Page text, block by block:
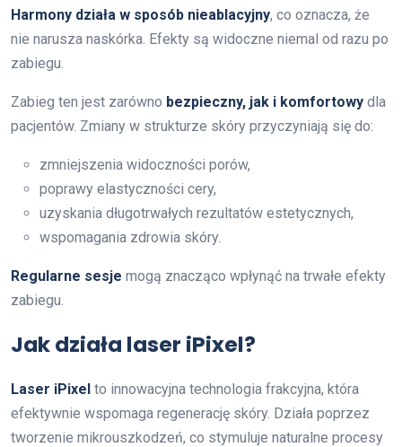
Harmony działa w sposób nieablacyjny, co oznacza, że
nie narusza naskórka. Efekty są widoczne niemal od razu po
zabiegu.
Zabieg ten jest zarówno bezpieczny, jak i komfortowy dla
pacjentów. Zmiany w strukturze skóry przyczyniają się do:
zmniejszenia widoczności porów,
poprawy elastyczności cery,
uzyskania długotrwałych rezultatów estetycznych,
wspomagania zdrowia skóry.
Regularne sesje mogą znacząco wpłynąć na trwałe efekty
zabiegu.
Jak działa laser iPixel?
Laser iPixel to innowacyjna technologia frakcyjna, która
efektywnie wspomaga regenerację skóry. Działa poprzez
tworzenie mikrouszkodzeń, co stymuluje naturalne procesy